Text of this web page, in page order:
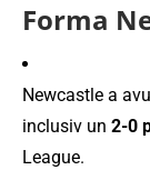
Forma
Newcastle a
inclusiv un 2-0
League.